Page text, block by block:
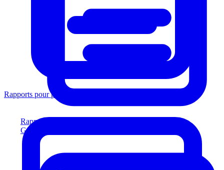
Rapports pour prêteurs
Générez des rapports conformes aux prêteurs
Rapports pour prêteurs